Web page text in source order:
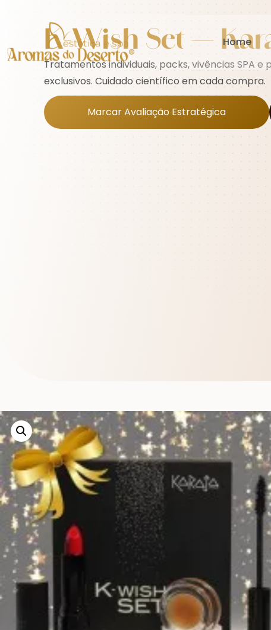
Home
K-Wish Set —
Tratamentos individuais, packs, vivências SPA e
exclusivos. Cuidado científico em cada compra.
Marcar Avaliação Estratégica